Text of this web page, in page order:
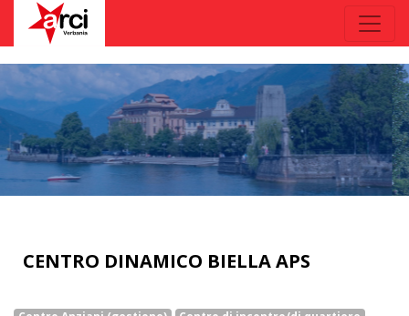
CENTRO DINAMICO BIELLA APS